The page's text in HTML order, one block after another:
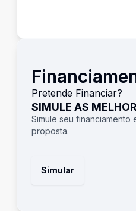
Pretende Financiar?
SIMULE AS
Simule seu financiamento
proposta.
Simular